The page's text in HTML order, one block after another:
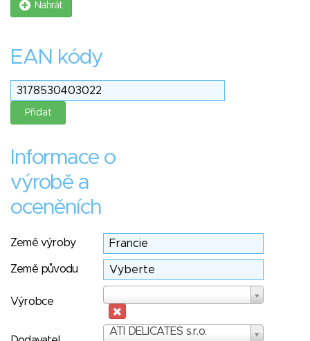
Nahrát
EAN kódy
Informace o
výrobě a
oceněních
Země výroby
Země původu
Výrobce
ATI DELICATES s.r.o.
Dodavatel